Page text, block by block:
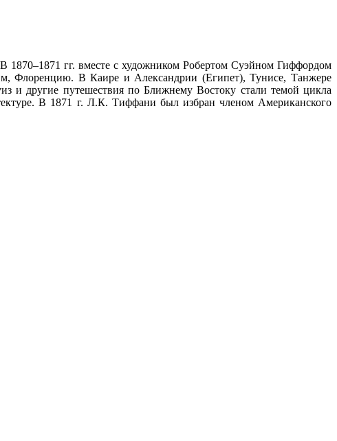
гг. вместе с художником Робертом Суэйном Гиффордом
Флоренцию. В Каире и Александрии (Египет), Тунисе, Танжере
и другие путешествия по Ближнему Востоку стали темой цикла
В 1871 г. Л.К. Тиффани был избран членом Американского